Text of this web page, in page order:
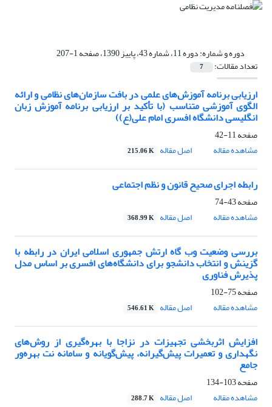
دوره و شماره:دوره 11، شماره 43، پاییز 1390، صفحه 1-207
تعداد مقالات: 7
ارزیابی برنامه آموزش‌های علمی در بافت سازمان‌های نظامی و ارائه
الگوی آموزشی متناسب (با تأکید بر ارزیابی برنامه آموزش زبان
انگلیسی دانشگاه افسری امام علی(ع))
صفحه11-42
مشاهده مقاله
اصل مقاله 215.06 K
رابطه اجرای صحیح قانون و نظم اجتماعی
صفحه43-74
مشاهده مقاله
اصل مقاله 368.99 K
بررسی وضعیت وب گاه ارتش جمهوری اسلامی ایران در رابطه با
گزینش و انتخاب دانشجو برای دانشگاه‌های افسری بر اساس مدل
پذیرش فناوری
صفحه75-102
مشاهده مقاله
اصل مقاله 546.61 K
افزایش اثربخشی تجهیزات در نزاجا با بهره‌گیری از روش‌های
نگهداری و تعمیرات پیش‌گیرانه، پیش‌گویانه و سامانه نت بهره‌ور
جامع
صفحه103-134
مشاهده مقاله
اصل مقاله 288.7 K